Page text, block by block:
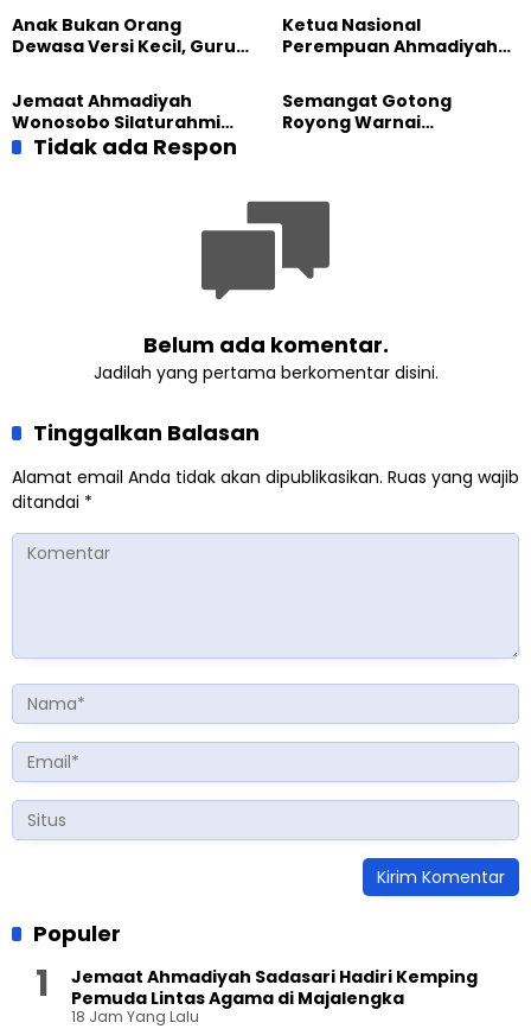
Majalengka
Sembako kepada Warga
Anak Bukan Orang
Dewasa Versi Kecil, Guru
Pendidikan BERLIAN
Ketua Nasional
Perempuan Ahmadiyah
Besar Universitas
Terbuka
Jemaat Ahmadiyah
Wonosobo Silaturahmi
Hangat dengan Jemaat
Semangat Gotong
Royong Warnai
Tidak ada Respon
Belum ada komentar.
Jadilah yang pertama berkomentar disini.
Tinggalkan Balasan
Alamat email Anda tidak akan dipublikasikan. Ruas yang wajib
ditandai *
Populer
Jemaat Ahmadiyah Sadasari Hadiri Kemping
Pemuda Lintas Agama di Majalengka
18 Jam Yang Lalu